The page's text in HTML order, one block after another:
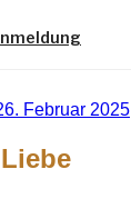
Februar 2025